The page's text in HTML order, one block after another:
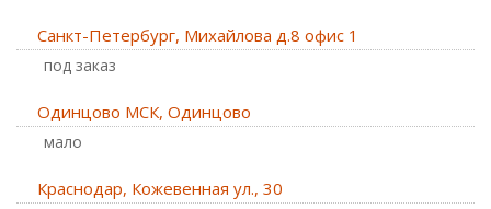
Санкт-Петербург, Михайлова д.8 офис 1
Под заказ
Одинцово МСК, Одинцово
Мало
Краснодар, Кожевенная ул., 30